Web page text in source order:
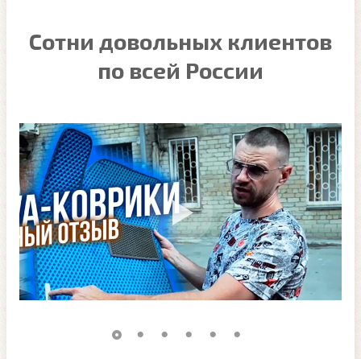
Сотни довольных клиентов
по всей России